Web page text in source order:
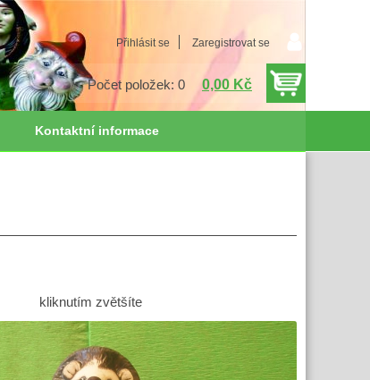
Přihlásit se Zaregistrovat se
Počet položek: 0 0,00 Kč
Kontaktní informace
kliknutím zvětšíte